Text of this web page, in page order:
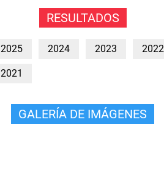
RESULTADOS
2025 2024 2023 2022
2021
GALERÍA DE IMÁGENES